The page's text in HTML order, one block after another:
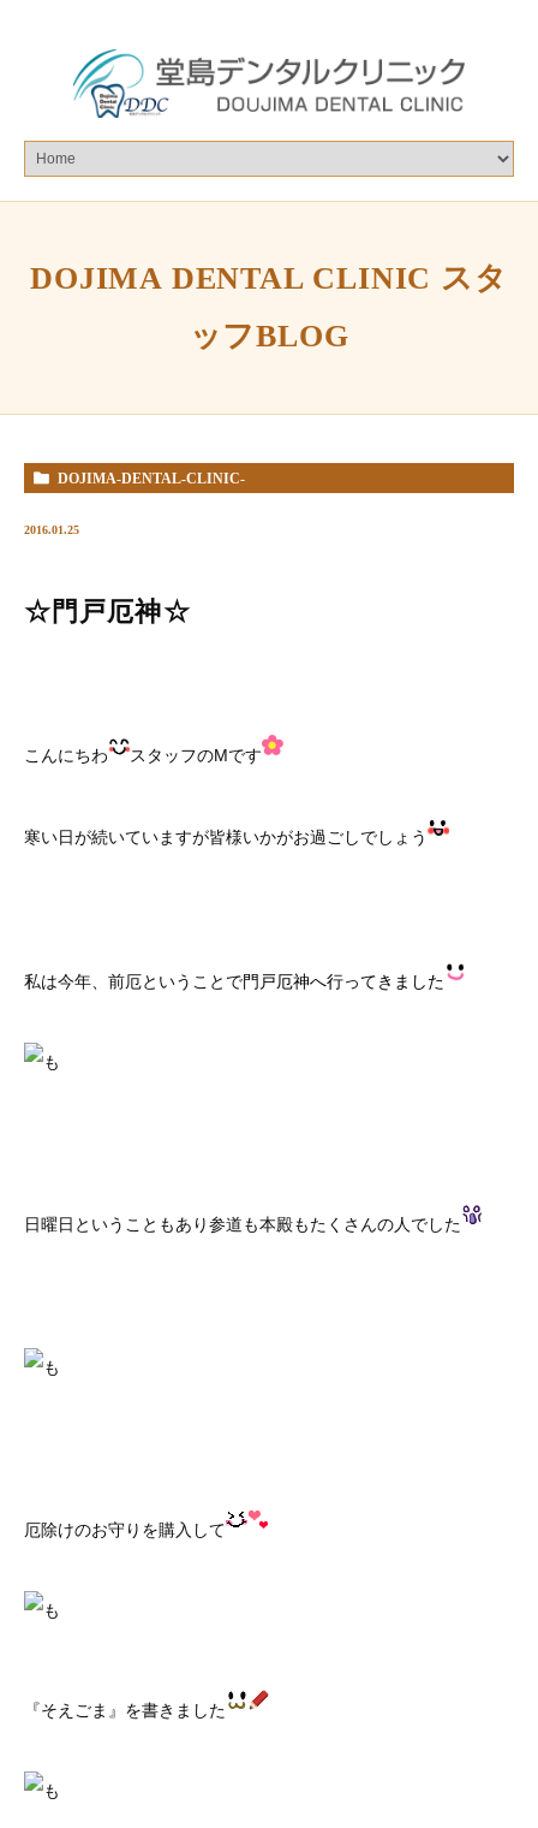
DOJIMA DENTAL CLINIC スタ
ッフBLOG
DOJIMA-DENTAL-CLINIC-
2016.01.25
☆門戸厄神☆
こんにちわ スタッフのMです
寒い日が続いていますが皆様いかがお過ごしでしょう
私は今年、前厄ということで門戸厄神へ行ってきました
日曜日ということもあり参道も本殿もたくさんの人でした
厄除けのお守りを購入して
『そえごま』を書きました